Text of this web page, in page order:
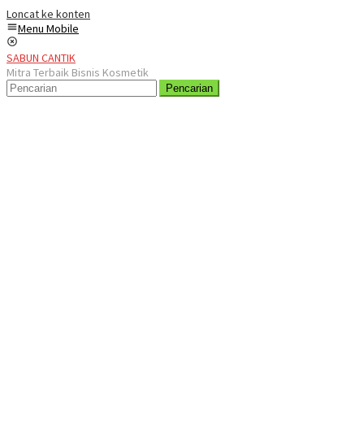
Loncat ke konten
Menu Mobile
SABUN CANTIK
Mitra Terbaik Bisnis Kosmetik
Pencarian